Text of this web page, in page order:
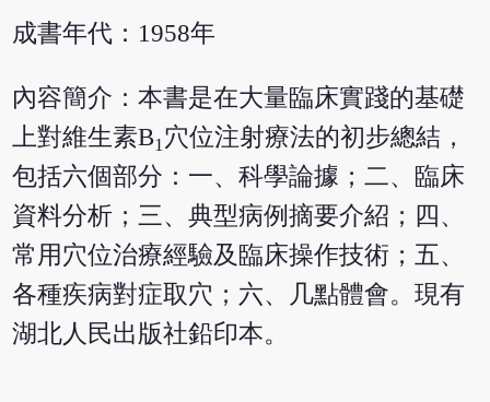
成書年代：1958年
內容簡介：本書是在大量臨床實踐的基礎
上對維生素B1 穴位注射療法的初步總結，
包括六個部分：一、科學論據；二、臨床
資料分析；三、典型病例摘要介紹；四、
常用穴位治療經驗及臨床操作技術；五、
各種疾病對症取穴；六、几點體會。現有
湖北人民出版社鉛印本。